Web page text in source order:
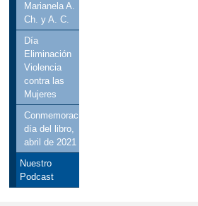
Marianela A.
Ch. y A. C.
Día
Eliminación
Violencia
contra las
Mujeres
Conmemoración
día del libro,
abril de 2021
Nuestro
Podcast